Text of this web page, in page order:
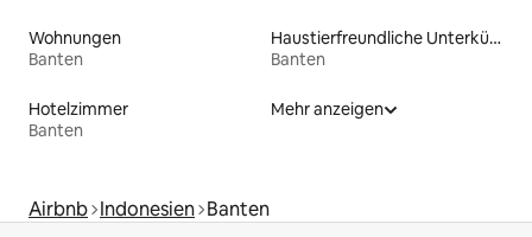
Wohnungen
Banten
Haustierfreundliche Unterkünfte
Banten
Hotelzimmer
Banten
Mehr anzeigen
Airbnb Indonesien Banten